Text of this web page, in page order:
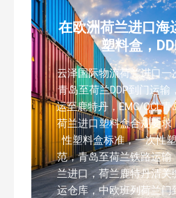
在欧洲荷兰进口海
塑料盒，
云泽国际物流荷兰进口一
青岛至荷兰DDP到门运输
运至鹿特丹，EMC/OCL
荷兰进口塑料盒合规要求
性塑料盒标准，一次性
范，青岛至荷兰铁路运输
兰进口，荷兰鹿特丹清关
运仓库，中欧班列荷兰门